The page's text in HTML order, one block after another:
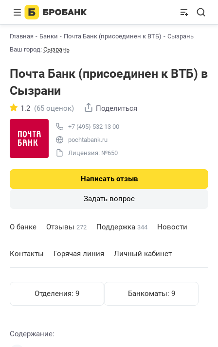
Главная Банки Почта Банк (присоединен к ВТБ)
Сызрань
Ваш город: Сызрань
Почта Банк (присоединен к ВТБ) в
Сызрани
+7 (495) 532 13 00
pochtabank.ru
Лицензия: №650
1.2 (65 оценок) Поделиться
Написать отзыв
Задать вопрос
О банке Отзывы 272 Поддержка 344 Новости
Контакты Горячая линия Личный кабинет
Отделения: 9 Банкоматы: 9
Содержание: